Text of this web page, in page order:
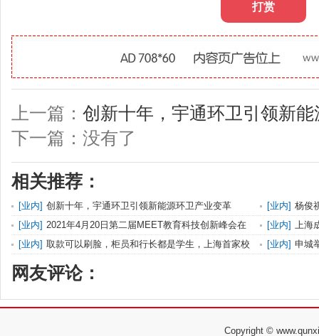
打赏
上一篇： 创新十年，宇通环卫引领新
下一篇：没有了
相关推荐：
[业内] 创新十年，宇通环卫引领新能源环卫产业变革 [业内] 杨俊
认可
[业内] 2021年4月20日第二届MEET教育科技创新峰会在
京召开
[业内] 上海
入
[业内] 取款可以刷脸，柜员和行长都是学生，上海首家校
园e银
[业内] 申城
网友评论：
Copyright ©